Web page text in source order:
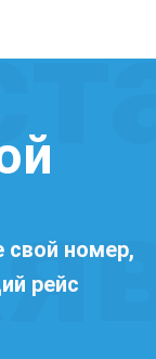
свой номер,
рейс